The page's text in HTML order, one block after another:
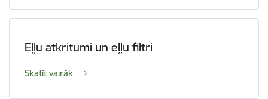
Eļļu atkritumi un eļļu filtri
Skatīt vairāk